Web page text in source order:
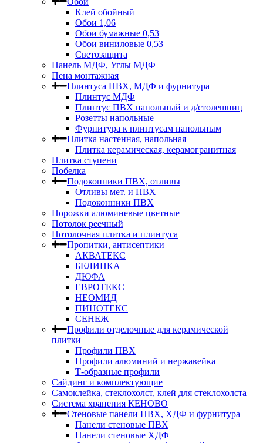
Клей обойный
Обои 1,06
Обои бумажные 0,53
Обои виниловые 0,53
Светозащита
Панель МДФ, Углы МДФ
Пена монтажная
Плинтуса ПВХ, МДФ и фурнитура
Плинтус МДФ
Плинтус ПВХ напольный и д/столешниц
Розетты напольные
Фурнитура к плинтусам напольным
Плитка настенная, напольная
Плитка керамическая, керамогранитная
Плитка ступени
Побелка
Подоконники ПВХ, отливы
Отливы мет. и ПВХ
Подоконники ПВХ
Порожки алюминевые цветные
Потолок реечный
Потолочная плитка и плинтуса
Пропитки, антисептики
АКВАТЕКС
БЕЛИНКА
ДЮФА
ЕВРОТЕКС
НЕОМИД
ПИНОТЕКС
СЕНЕЖ
Профили отделочные для керамической
плитки
Профили ПВХ
Профили алюминий и нержавейка
Т-образные профили
Сайдинг и комплектующие
Самоклейка, стеклохолст, клей для стеклохолста
Система хранения КЕНОВО
Стеновые панели ПВХ, ХДФ и фурнитура
Панели стеновые ПВХ
Панели стеновые ХДФ